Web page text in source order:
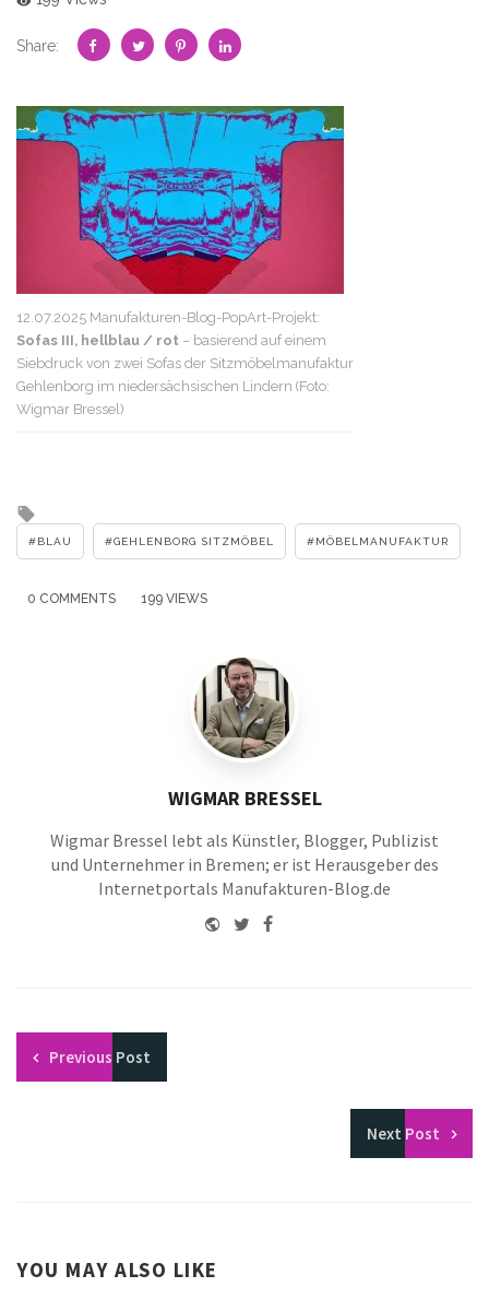
Share:
12.07.2025 Manufakturen-Blog-PopArt-Projekt:
Sofas III, hellblau / rot – basierend auf einem
Siebdruck von zwei Sofas der Sitzmöbelmanufaktur
Gehlenborg im niedersächsischen Lindern (Foto:
Wigmar Bressel)
with
BLAU GEHLENBORG SITZMÖBEL MÖBELMANUFAKTUR
0 COMMENTS 199 VIEWS
WIGMAR BRESSEL
Wigmar Bressel lebt als Künstler, Blogger, Publizist
und Unternehmer in Bremen; er ist Herausgeber des
Internetportals Manufakturen-Blog.de
WebsiteTwitterFacebook
Previous Post
Next Post
YOU MAY ALSO LIKE